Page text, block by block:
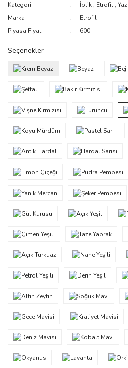
Kategori İplik , Etrofil,Yaz
Marka
Etrofil
Piyasa Fiyatı
600
Seçenekler